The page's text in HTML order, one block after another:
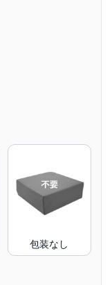
包装なし